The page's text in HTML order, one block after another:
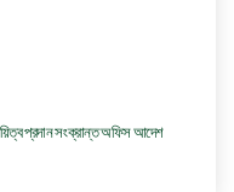
প্রদান সংক্রান্ত অফিস আদেশ